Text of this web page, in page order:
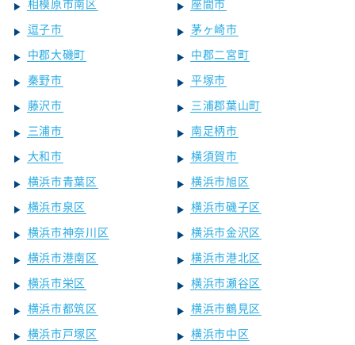
逗子市
茅ヶ崎市
中郡大磯町
中郡二宮町
秦野市
平塚市
藤沢市
三浦郡葉山町
三浦市
南足柄市
大和市
横須賀市
横浜市青葉区
横浜市旭区
横浜市泉区
横浜市磯子区
横浜市神奈川区
横浜市金沢区
横浜市港南区
横浜市港北区
横浜市栄区
横浜市瀬谷区
横浜市都筑区
横浜市鶴見区
横浜市戸塚区
横浜市中区